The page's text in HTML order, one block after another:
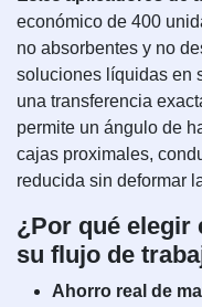
económico de 400
no absorbentes y no
soluciones líquidas en
una transferencia
permite un ángulo de
cajas proximales,
reducida sin deformar
¿Por qué elegir
su flujo de
Ahorro real de